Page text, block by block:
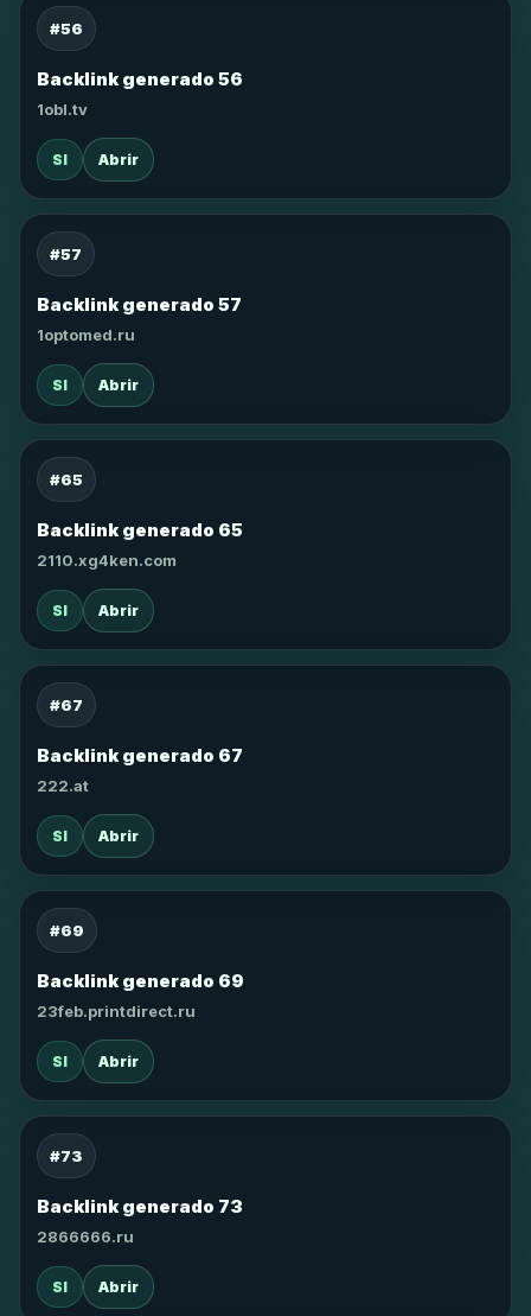
#56
Backlink generado 56
1obl.tv
SI Abrir
#57
Backlink generado 57
1optomed.ru
SI Abrir
#65
Backlink generado 65
2110.xg4ken.com
SI Abrir
#67
Backlink generado 67
222.at
SI Abrir
#69
Backlink generado 69
23feb.printdirect.ru
SI Abrir
#73
Backlink generado 73
2866666.ru
SI Abrir